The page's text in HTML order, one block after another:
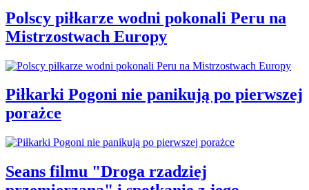
Polscy piłkarze wodni pokonali Peru na
Mistrzostwach Europy
Piłkarki Pogoni nie panikują po pierwszej
porażce
Seans filmu "Droga rzadziej